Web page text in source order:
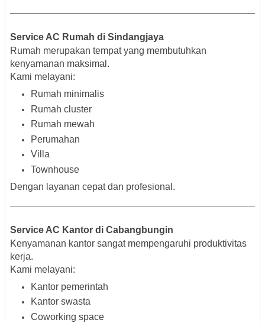
Service AC Rumah di Sindangjaya
Rumah merupakan tempat yang membutuhkan
kenyamanan maksimal.
Kami melayani:
Rumah minimalis
Rumah cluster
Rumah mewah
Perumahan
Villa
Townhouse
Dengan layanan cepat dan profesional.
Service AC Kantor di Cabangbungin
Kenyamanan kantor sangat mempengaruhi produktivitas
kerja.
Kami melayani:
Kantor pemerintah
Kantor swasta
Coworking space